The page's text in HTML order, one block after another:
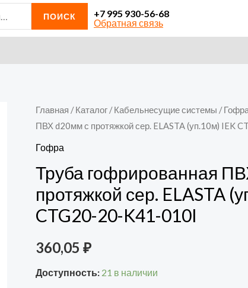
ПОИСК
+7 995 930-56-68
Обратная связь
Главная /Каталог /Кабельнесущие системы /
ПВХ d20мм с протяжкой сер. ELASTA (уп.10м) IEK
Гофра
Труба гофрированная
протяжкой сер. ELASTA
CTG20-20-K41-010I
360,05 ₽
Доступность: 21 в наличии
Количество
товара
Труба
ПВХ
d20мм
с
сер.
(уп.10м)